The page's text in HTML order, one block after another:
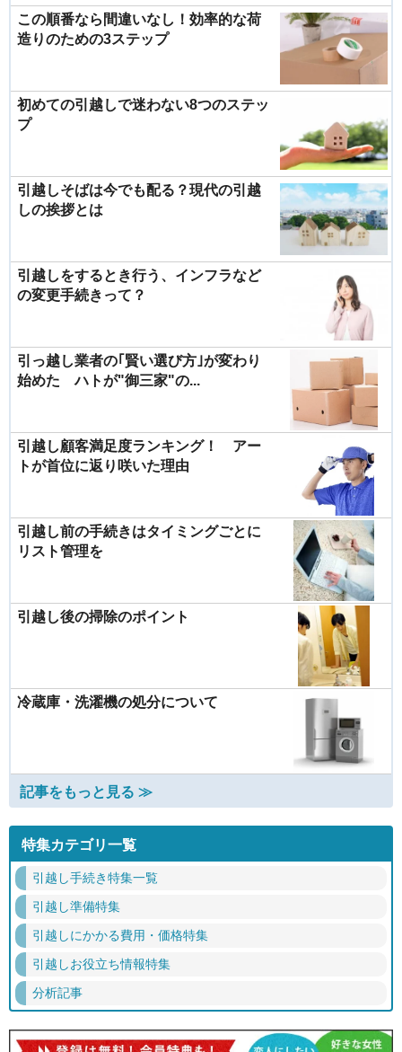
この順番なら間違いなし！効率的な荷
造りのための3ステップ
初めての引越しで迷わない8つのステッ
プ
引越しそばは今でも配る？現代の引越
しの挨拶とは
引越しをするとき行う、インフラなど
の変更手続きって？
引っ越し業者の｢賢い選び方｣が変わり
始めた ハトが"御三家"の...
引越し顧客満足度ランキング！ アー
トが首位に返り咲いた理由
引越し前の手続きはタイミングごとに
リスト管理を
引越し後の掃除のポイント
冷蔵庫・洗濯機の処分について
記事をもっと見る ≫
特集カテゴリ一覧
引越し手続き特集一覧
引越し準備特集
引越しにかかる費用・価格特集
引越しお役立ち情報特集
分析記事